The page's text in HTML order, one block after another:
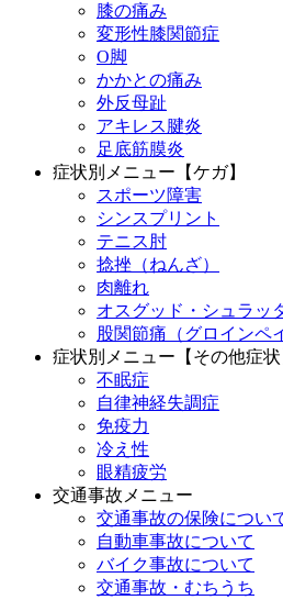
膝の痛み
変形性膝関節症
O脚
かかとの痛み
外反母趾
アキレス腱炎
足底筋膜炎
症状別メニュー【ケガ】
スポーツ障害
シンスプリント
テニス肘
捻挫（ねんざ）
肉離れ
オスグッド・シュラッ
股関節痛（グロインペ
症状別メニュー【その他症状
不眠症
自律神経失調症
免疫力
冷え性
眼精疲労
交通事故メニュー
交通事故の保険につい
自動車事故について
バイク事故について
交通事故・むちうち